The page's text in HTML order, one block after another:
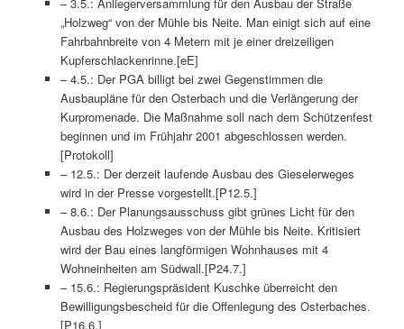
„Holzweg“ von der Mühle bis Neite. Man einigt sich auf eine
Fahrbahnbreite von 4 Metern mit je einer dreizeiligen
Kupferschlackenrinne.[eE]
– 4.5.: Der PGA billigt bei zwei Gegenstimmen die
Ausbaupläne für den Osterbach und die Verlängerung der
Kurpromenade. Die Maßnahme soll nach dem Schützenfest
beginnen und im Frühjahr 2001 abgeschlossen werden.
[Protokoll]
– 12.5.: Der derzeit laufende Ausbau des Gieselerweges
wird in der Presse vorgestellt.[P12.5.]
– 8.6.: Der Planungsausschuss gibt grünes Licht für den
Ausbau des Holzweges von der Mühle bis Neite. Kritisiert
wird der Bau eines langförmigen Wohnhauses mit 4
Wohneinheiten am Südwall.[P24.7.]
– 15.6.: Regierungspräsident Kuschke überreicht den
Bewilligungsbescheid für die Offenlegung des Osterbaches.
[P16.6.]